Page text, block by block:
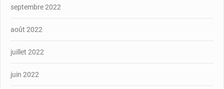
septembre 2022
août 2022
juillet 2022
juin 2022